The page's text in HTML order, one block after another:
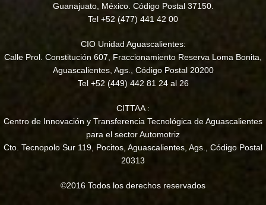
Guanajuato, México. Código Postal 37150.
Tel +52 (477) 441 42 00
CIO Unidad Aguascalientes:
Calle Prol. Constitución 607, Fraccionamiento Reserva Loma Bonita,
Aguascalientes, Ags., Código Postal 20200
Tel +52 (449) 442 81 24 al 26
CITTAA :
Centro de Innovación y Transferencia Tecnológica de Aguascalientes
para el sector Automotriz
Cto. Tecnopolo Sur 119, Pocitos, Aguascalientes, Ags., Código Postal
20313
©2016 Todos los derechos reservados